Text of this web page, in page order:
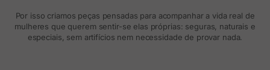
Por isso criamos peças pensadas para acompanhar a vida real de
mulheres que querem sentir-se elas próprias: seguras, naturais e
especiais, sem artifícios nem necessidade de provar nada.